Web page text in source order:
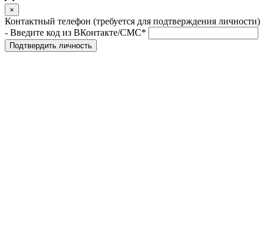
×
Контактный телефон (требуется для подтверждения личности)
- Введите код из ВКонтакте/СМС*
Подтвердить личность